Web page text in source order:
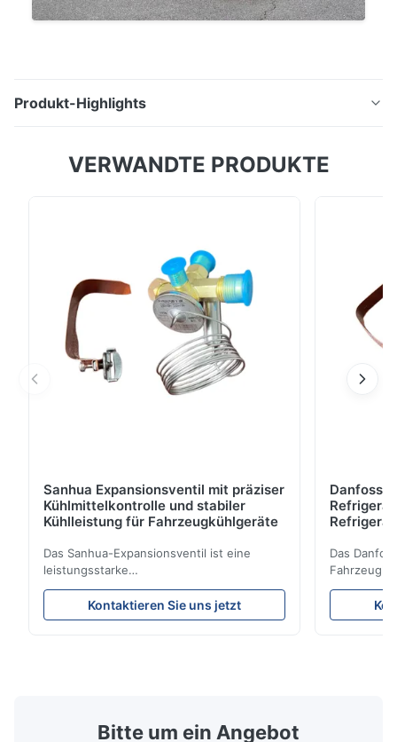
Produkt-Highlights
Kompaktes Design spart Platz, IP67 wasserdicht,
VERWANDTE PRODUKTE
Sanhua Expansionsventil mit präziser
Kühlmittelkontrolle und stabiler
Kühlleistung für Fahrzeugkühlgeräte
Das Sanhua-Expansionsventil ist eine
leistungsstarke
Kühlsteuerungskomponente, die für LKW-
Kühleinheiten, Kühltransporter und
Kühlkettentransportsysteme entwickelt
Kontaktieren Sie uns jetzt
Danfoss
Das
eine
Bitte um ein Angebot